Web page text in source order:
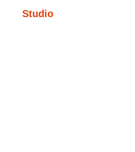
Studio